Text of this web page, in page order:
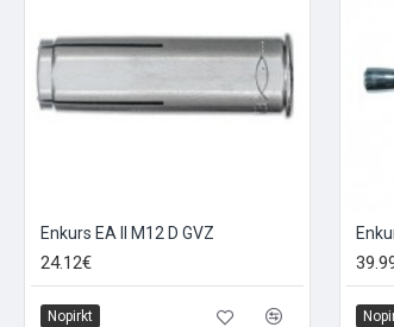
Enkurs EA II M12 D GVZ
24.12€
Nopirkt